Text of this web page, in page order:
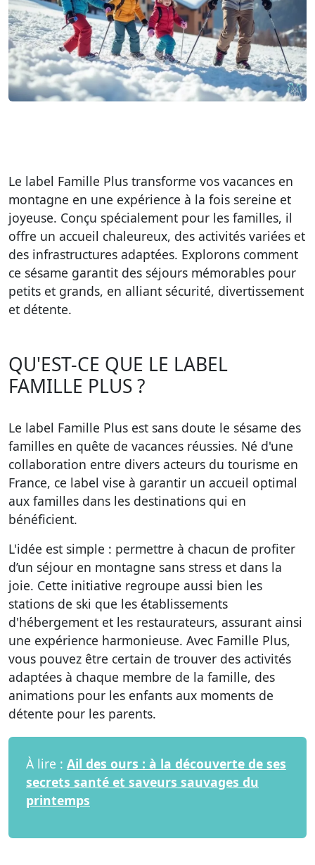
Le label Famille Plus transforme vos vacances en
montagne en une expérience à la fois sereine et
joyeuse. Conçu spécialement pour les familles, il
offre un accueil chaleureux, des activités variées et
des infrastructures adaptées. Explorons comment
ce sésame garantit des séjours mémorables pour
petits et grands, en alliant sécurité, divertissement
et détente.
QU'EST-CE QUE LE LABEL
FAMILLE PLUS ?
Le label Famille Plus est sans doute le sésame des
familles en quête de vacances réussies. Né d'une
collaboration entre divers acteurs du tourisme en
France, ce label vise à garantir un accueil optimal
aux familles dans les destinations qui en
bénéficient.
L'idée est simple : permettre à chacun de profiter
d’un séjour en montagne sans stress et dans la
joie. Cette initiative regroupe aussi bien les
stations de ski que les établissements
d'hébergement et les restaurateurs, assurant ainsi
une expérience harmonieuse. Avec Famille Plus,
vous pouvez être certain de trouver des activités
adaptées à chaque membre de la famille, des
animations pour les enfants aux moments de
détente pour les parents.
À lire : Ail des ours : à la découverte de ses
secrets santé et saveurs sauvages du
printemps